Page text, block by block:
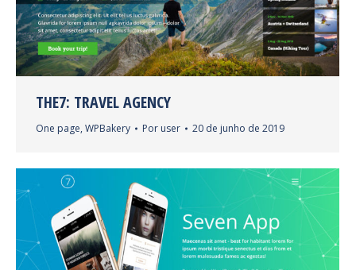
THE7: TRAVEL AGENCY
One page, WPBakery Por user 20 de junho de 2019